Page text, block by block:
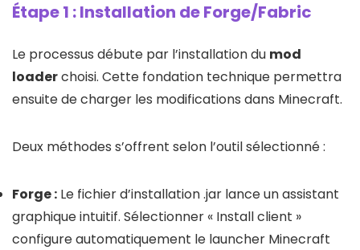
Étape 1 : Installation de Forge/Fabric
Le processus débute par l’installation du mod
loaderchoisi. Cette fondation technique permettra
ensuite de charger les modifications dans Minecraft.
Deux méthodes s’offrent selon l’outil sélectionné :
Forge : Le fichier d’installation .jar lance un assistant
graphique intuitif. Sélectionner « Install client »
configure automatiquement le launcher Minecraft